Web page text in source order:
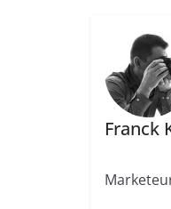
Franck